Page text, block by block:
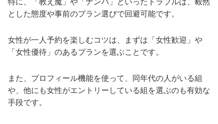
特に、「教え魔」や「ナンパ」といったトラブルは、毅然
とした態度や事前のプラン選びで回避可能です。
女性が一人予約を楽しむコツは、まずは「女性歓迎」や
「女性優待」のあるプランを選ぶことです。
また、プロフィール機能を使って、同年代の人がいる組
や、他にも女性がエントリーしている組を選ぶのも有効な
手段です。